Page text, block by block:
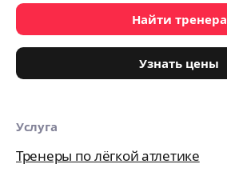
Найти тренера
Узнать цены
Услуга
Тренеры по лёгкой атлетике